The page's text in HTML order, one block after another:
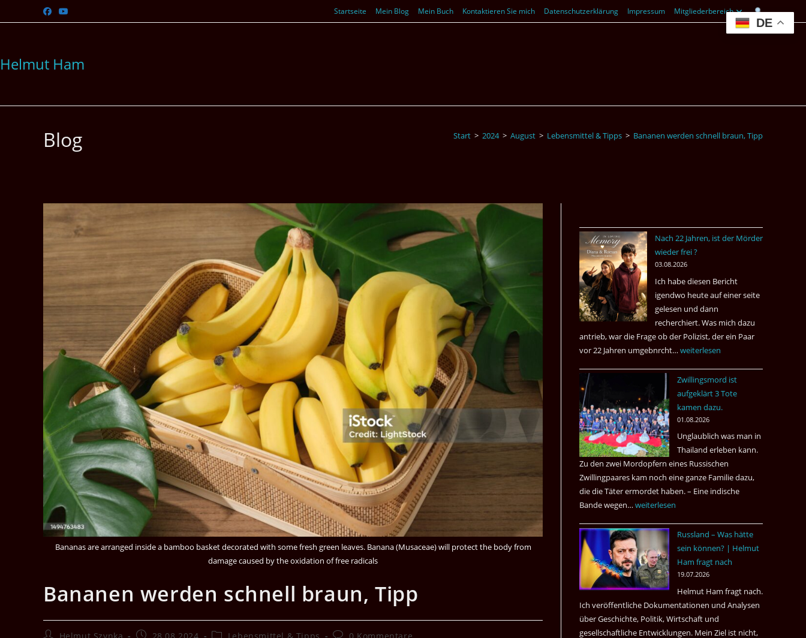
Inhalt
Startseite Mein Blog Mein Buch Kontaktieren Sie mich Datenschutzerklärung Impressum Mitgliederbereich
Helmut Ham
Blog Start > 2024 > August > Lebensmittel & Tipps > Bananen werden schnell braun, Tipp
Bananas are arranged inside a bamboo basket decorated with some fresh green leaves. Banana (Musaceae) will protect the body from
damage caused by the oxidation of free radicals
Bananen werden schnell braun, Tipp
Beitrags-
Beitrag
Beitrags-
Beitrags-
Nach 22 Jahren, ist der Mörder
wieder frei ?
03.08.2026
Ich habe diesen Bericht
igendwo heute auf einer seite
gelesen und dann
recherchiert. Was mich dazu
antrieb, war die Frage ob der Polizist, der ein Paar
vor 22 Jahren umgebnrcht… Nach
Jahren,
ist
der
Mörder
wieder
frei
?
weiterlesen
Zwillingsmord ist
aufgeklärt 3 Tote
kamen dazu.
01.08.2026
Unglaublich was man in
Thailand erleben kann.
Zu den zwei Mordopfern eines Russischen
Zwillingpaares kam noch eine ganze Familie dazu,
die die Täter ermordet haben. – Eine indische
Bande wegen…Zwillingsmord
aufgeklärt
3
Tote
kamen
weiterlesen
Russland – Was hätte
sein können? | Helmut
Ham fragt nach
19.07.2026
Helmut Ham fragt nach.
Ich veröffentliche Dokumentationen und Analysen
über Geschichte, Politik, Wirtschaft und
gesellschaftliche Entwicklungen. Mein Ziel ist nicht,
DE